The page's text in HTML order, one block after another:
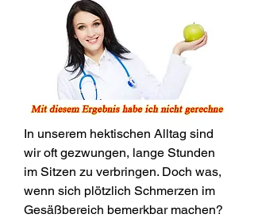
In unserem hektischen Alltag sind
wir oft gezwungen, lange Stunden
im Sitzen zu verbringen. Doch was,
wenn sich plötzlich Schmerzen im
Gesäßbereich bemerkbar machen?